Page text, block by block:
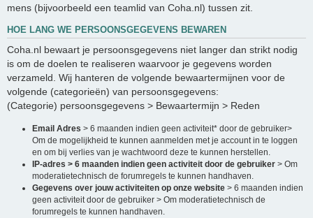
mens (bijvoorbeeld een teamlid van Coha.nl) tussen zit.
HOE LANG WE PERSOONSGEGEVENS BEWAREN
Coha.nl bewaart je persoonsgegevens niet langer dan strikt nodig
is om de doelen te realiseren waarvoor je gegevens worden
verzameld. Wij hanteren de volgende bewaartermijnen voor de
volgende (categorieën) van persoonsgegevens:
(Categorie) persoonsgegevens > Bewaartermijn > Reden
Email Adres > 6 maanden indien geen activiteit* door de gebruiker>
Om de mogelijkheid te kunnen aanmelden met je account in te loggen
en om bij verlies van je wachtwoord deze te kunnen herstellen.
IP-adres > 6 maanden indien geen activiteit door de gebruiker > Om
moderatietechnisch de forumregels te kunnen handhaven.
Gegevens over jouw activiteiten op onze website > 6 maanden indien
geen activiteit door de gebruiker > Om moderatietechnisch de
forumregels te kunnen handhaven.